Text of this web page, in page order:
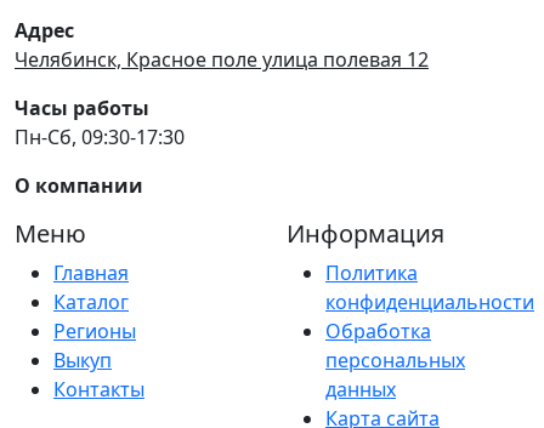
Адрес
Челябинск, Красное поле улица полевая 12
Часы работы
Пн-Сб, 09:30-17:30
О компании
Меню
Главная
Каталог
Регионы
Выкуп
Контакты
Информация
Политика
конфиденциальности
Обработка
персональных
данных
Карта сайта